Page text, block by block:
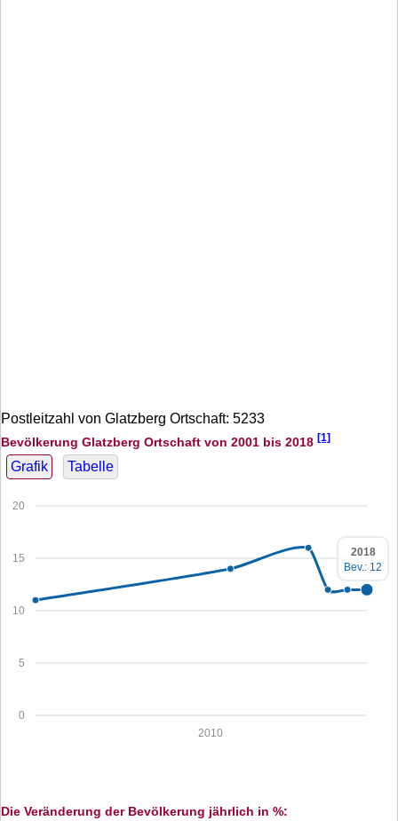
Postleitzahl von Glatzberg Ortschaft: 5233
Bevölkerung Glatzberg Ortschaft von 2001 bis 2018 [1]
Grafik Tabelle
0
5
10
15
20
2010
2018
Bev.: 12
Die Veränderung der Bevölkerung jährlich in %: